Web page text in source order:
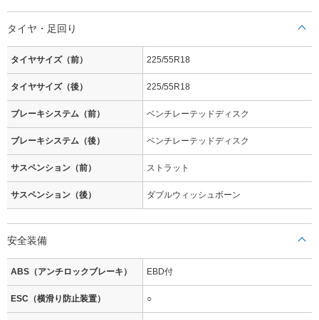
タイヤ・足回り
タイヤサイズ（前） 225/55R18
タイヤサイズ（後） 225/55R18
ブレーキシステム（前） ベンチレーテッドディスク
ブレーキシステム（後） ベンチレーテッドディスク
サスペンション（前） ストラット
サスペンション（後） ダブルウィッシュボーン
安全装備
ABS（アンチロックブレーキ） EBD付
ESC（横滑り防止装置） ○